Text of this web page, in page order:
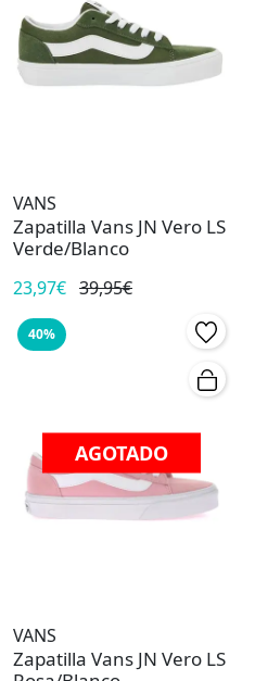
VANS
Zapatilla Vans JN Vero LS
Verde/Blanco
23,97€ 39,95€
40%
AGOTADO
VANS
Zapatilla Vans JN Vero LS